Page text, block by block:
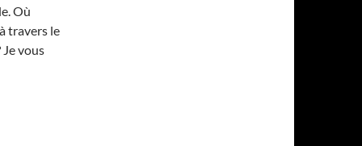
Où
travers le
vous